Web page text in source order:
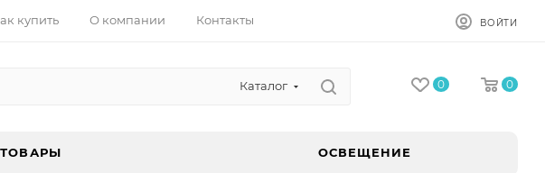
купить О компании Контакты ВОЙТИ
Каталог 0 0
ОСВЕЩЕНИЕ